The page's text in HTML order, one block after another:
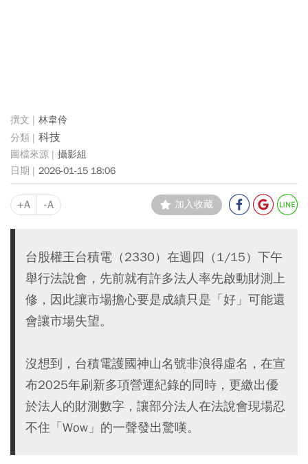
林韋伶
科技
攝影組
2026-01-15 18:06
+A -A 加入收藏
台股權王台積電（2330）在週四（1/15）下午
舉行法說會，先前就有許多法人率先啟動財測上
修，因此讓市場擔心要是成績只是「好」可能還
會讓市場失望。
沒想到，台積電護國神山名號非浪得虛名，在宣
布2025年刷新多項營運紀錄的同時，更繳出優
於法人的財測數字，讓部分法人在法說會現場忍
不住「Wow」的一聲發出驚嘆。